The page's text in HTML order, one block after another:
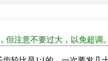
但注意不要过大，以免超调